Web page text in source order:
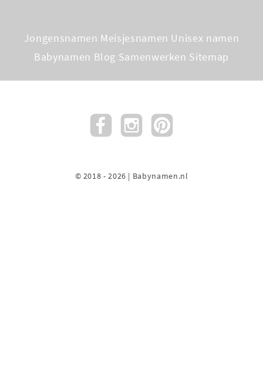
Jongensnamen Meisjesnamen Unisex namen
Babynamen Blog Samenwerken Sitemap
© 2018 - 2026 | Babynamen.nl